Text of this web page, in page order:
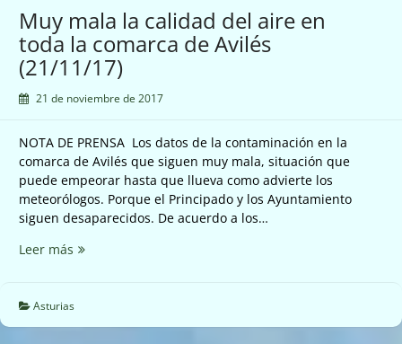
en
Siero
y
subiendo
(21/11/17)
Muy mala la calidad del aire en
toda la comarca de Avilés
(21/11/17)
21 de noviembre de 2017
NOTA DE PRENSA Los datos de la contaminación en la
comarca de Avilés que siguen muy mala, situación que
puede empeorar hasta que llueva como advierte los
meteorólogos. Porque el Principado y los Ayuntamiento
siguen desaparecidos. De acuerdo a los…
Leer más Muy
calidad
del
Asturias